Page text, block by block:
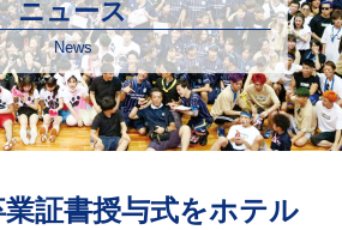
ニュース
News
証書授与式をホテル